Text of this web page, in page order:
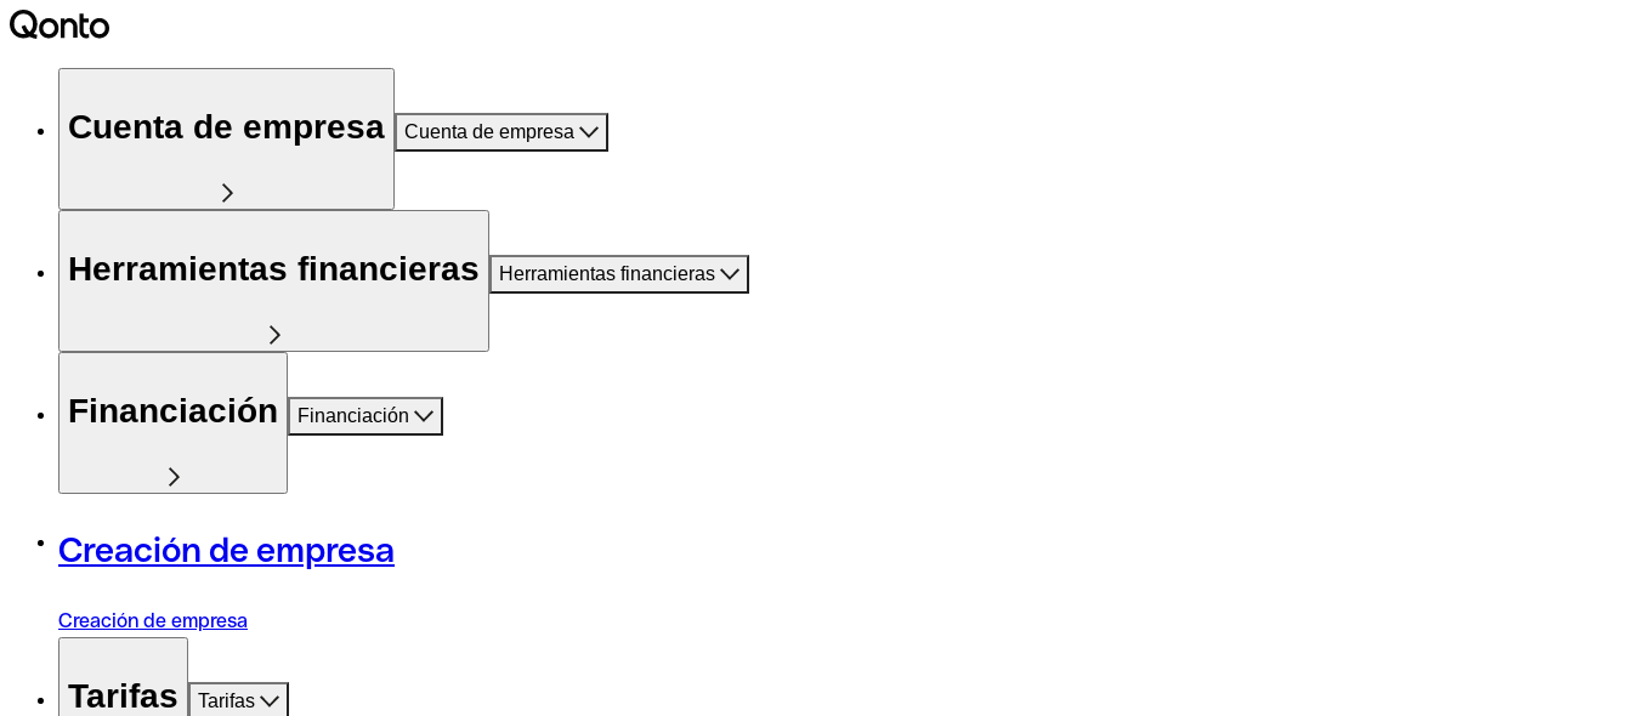
Cuenta de empresa Cuenta de empresa
Herramientas financieras Herramientas financieras
Financiación Financiación
Creación de empresa
Creación de empresa
Tarifas Tarifas